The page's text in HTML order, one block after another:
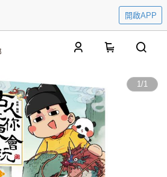
開啟APP
1/1